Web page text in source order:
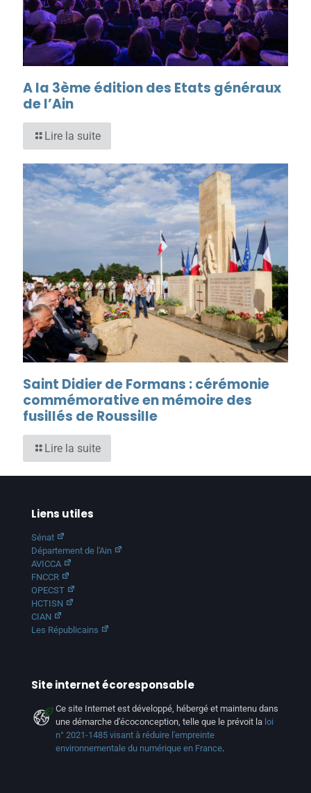
A la 3ème édition des Etats généraux
de l’Ain
Lire la suite
Saint Didier de Formans : cérémonie
commémorative en mémoire des
fusillés de Roussille
Lire la suite
Liens utiles
Sénat
Département de l'Ain
AVICCA
FNCCR
OPECST
HCTISN
CIAN
Les Républicains
Site internet écoresponsable
Ce site Internet est développé, hébergé et maintenu dans
une démarche d'écoconception, telle que le prévoit la loi
n° 2021-1485 visant à réduire l'empreinte
environnementale du numérique en France.